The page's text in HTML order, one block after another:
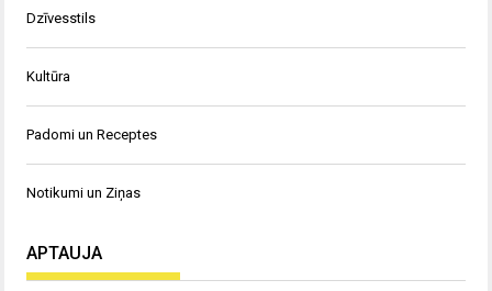
Dzīvesstils
Kultūra
Padomi un Receptes
Notikumi un Ziņas
APTAUJA